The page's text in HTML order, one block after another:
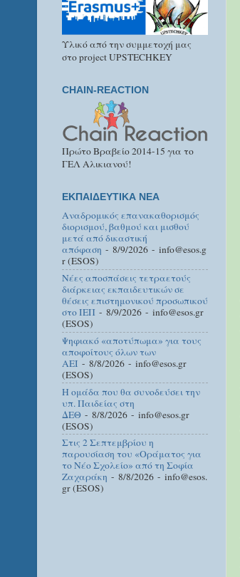
Υλικό από την συμμετοχή μας
στο project UPSTECHKEY
CHAIN-REACTION
Πρώτο Βραβείο 2014-15 για το
ΓΕΛ Αλικιανού!
ΕΚΠΑΙΔΕΥΤΙΚΑ ΝΕΑ
Αναδρομικός επανακαθορισμός
διορισμού, βαθμού και μισθού
μετά από δικαστική
απόφαση - 8/9/2026 - info@esos.g
r (ESOS)
Νέες αποσπάσεις τετραετούς
διάρκειας εκπαιδευτικών σε
θέσεις επιστημονικού προσωπικού
στο ΙΕΠ - 8/9/2026 - info@esos.gr
(ESOS)
Ψηφιακό «αποτύπωμα» για τους
αποφοίτους όλων των
ΑΕΙ - 8/8/2026 - info@esos.gr
(ESOS)
Η ομάδα που θα συνοδεύσει την
υπ. Παιδείας στη
ΔΕΘ - 8/8/2026 - info@esos.gr
(ESOS)
Στις 2 Σεπτεμβρίου η
παρουσίαση του «Οράματος για
το Νέο Σχολείο» από τη Σοφία
Ζαχαράκη - 8/8/2026 - info@esos.
gr (ESOS)